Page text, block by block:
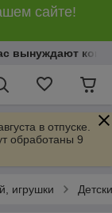
сайте!
вынуждают
в отпуске.
обработаны 9
игрушки